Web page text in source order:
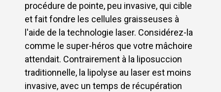
procédure de pointe, peu invasive, qui cible
et fait fondre les cellules graisseuses à
l'aide de la technologie laser. Considérez-la
comme le super-héros que votre mâchoire
attendait. Contrairement à la liposuccion
traditionnelle, la lipolyse au laser est moins
invasive, avec un temps de récupération